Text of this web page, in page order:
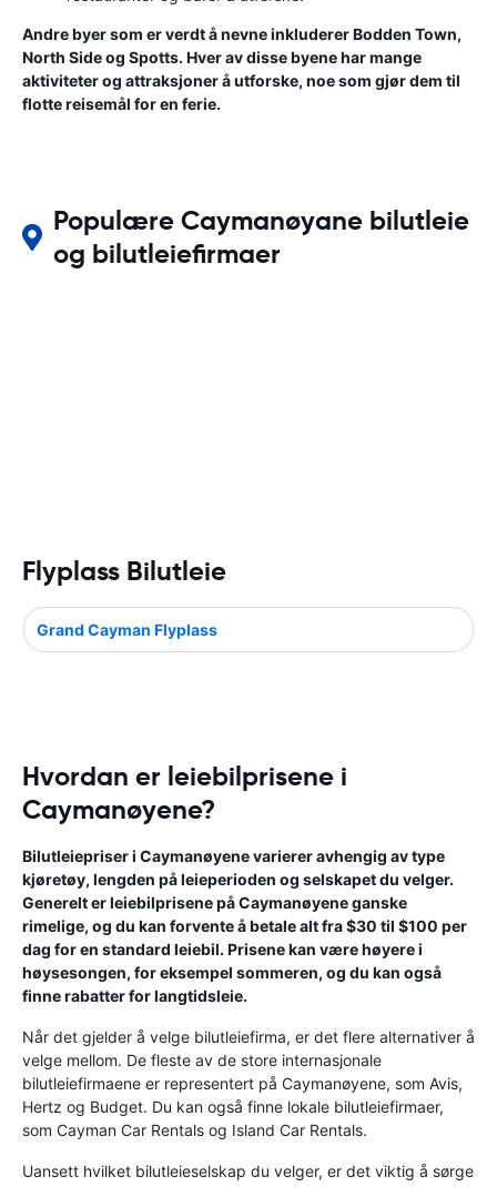
Andre byer som er verdt å nevne inkluderer Bodden Town,
North Side og Spotts. Hver av disse byene har mange
aktiviteter og attraksjoner å utforske, noe som gjør dem til
flotte reisemål for en ferie.
Populære Caymanøyane bilutleie
og bilutleiefirmaer
Flyplass Bilutleie
Grand Cayman Flyplass
Hvordan er leiebilprisene i
Caymanøyene?
Bilutleiepriser i Caymanøyene varierer avhengig av type
kjøretøy, lengden på leieperioden og selskapet du velger.
Generelt er leiebilprisene på Caymanøyene ganske
rimelige, og du kan forvente å betale alt fra $30 til $100 per
dag for en standard leiebil. Prisene kan være høyere i
høysesongen, for eksempel sommeren, og du kan også
finne rabatter for langtidsleie.
Når det gjelder å velge bilutleiefirma, er det flere alternativer å
velge mellom. De fleste av de store internasjonale
bilutleiefirmaene er representert på Caymanøyene, som Avis,
Hertz og Budget. Du kan også finne lokale bilutleiefirmaer,
som Cayman Car Rentals og Island Car Rentals.
Uansett hvilket bilutleieselskap du velger, er det viktig å sørge